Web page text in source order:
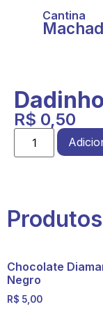
Cantina
Dadinho
R$ 0,50
Chocolate
Negro
R$ 5,00